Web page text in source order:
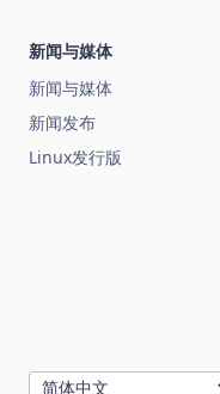
新闻与媒体
新闻与媒体
新闻发布
Linux发行版